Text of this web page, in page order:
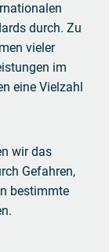
durch. Zu
vieler
im
eine Vielzahl
wir das
Gefahren,
bestimmte